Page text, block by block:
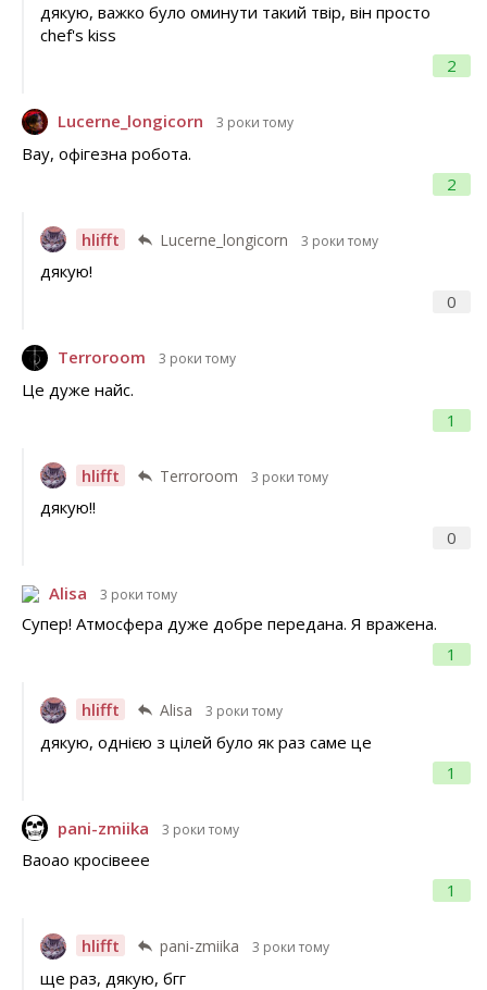
2
дякую, важко було оминути такий твір, він просто
chef's kiss
Lucerne_longicorn 3 роки тому
2
Вау, офігезна робота.
hlifft Lucerne_longicorn 3 роки тому
0
дякую!
Terroroom 3 роки тому
1
Це дуже найс.
hlifft Terroroom 3 роки тому
0
дякую!!
Alisa 3 роки тому
1
Супер! Атмосфера дуже добре передана. Я вражена.
hlifft Alisa 3 роки тому
1
дякую, однією з цілей було як раз саме це
pani-zmiika 3 роки тому
1
Ваоао кросівеее
hlifft pani-zmiika 3 роки тому
ще раз, дякую, бгг